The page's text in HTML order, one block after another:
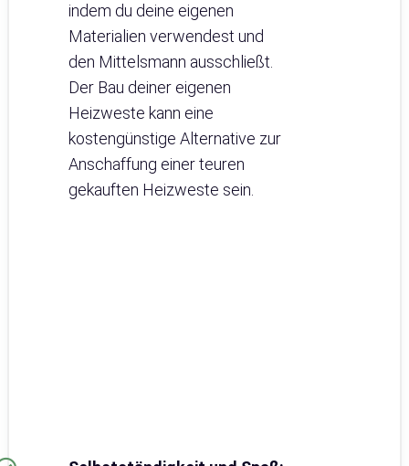
indem du deine eigenen
Materialien verwendest und
den Mittelsmann ausschließt.
Der Bau deiner eigenen
Heizweste kann eine
kostengünstige Alternative zur
Anschaffung einer teuren
gekauften Heizweste sein.